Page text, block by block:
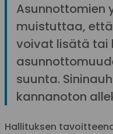
Asunnottomien
muistuttaa,
voivat lisätä tai
suunta.
kannanoton
Hallituksen